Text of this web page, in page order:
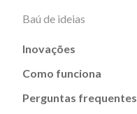
Baú de ideias
Inovações
Como funciona
Perguntas frequentes